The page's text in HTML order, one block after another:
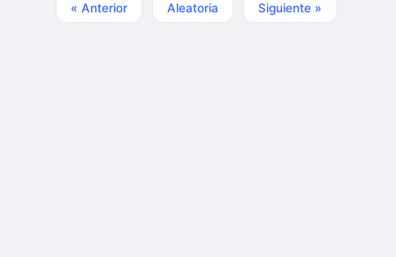
« Anterior Aleatoria Siguiente »